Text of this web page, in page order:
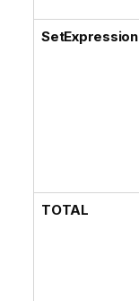
SetExpression
TOTAL